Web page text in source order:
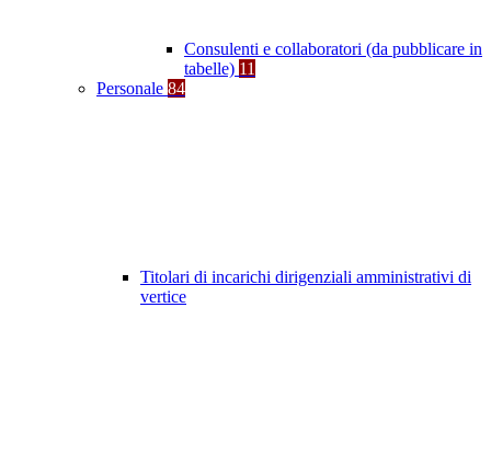
Consulenti e collaboratori (da pubblicare in
tabelle) 11
Personale 84
Titolari di incarichi dirigenziali amministrativi di
vertice